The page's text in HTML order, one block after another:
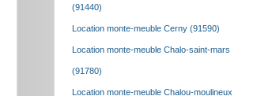
(91440)
Location monte-meuble Cerny (91590)
Location monte-meuble Chalo-saint-mars
(91780)
Location monte-meuble Chalou-moulineux